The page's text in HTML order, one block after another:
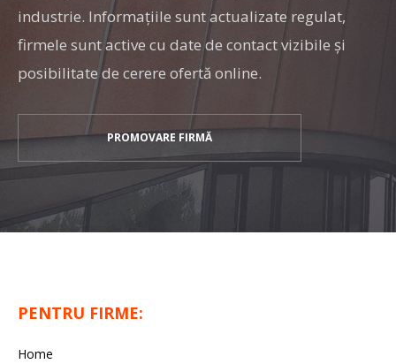
industrie. Informaţiile sunt actualizate regulat,
firmele sunt active cu date de contact vizibile şi
posibilitate de cerere ofertă online.
PROMOVARE FIRMĂ
PENTRU FIRME:
Home